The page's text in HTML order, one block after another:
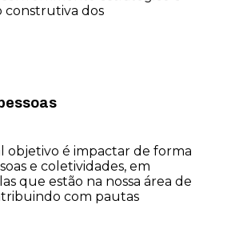
construtiva dos
objetivo é impactar de forma
e coletividades, em
que estão na nossa área de
com pautas